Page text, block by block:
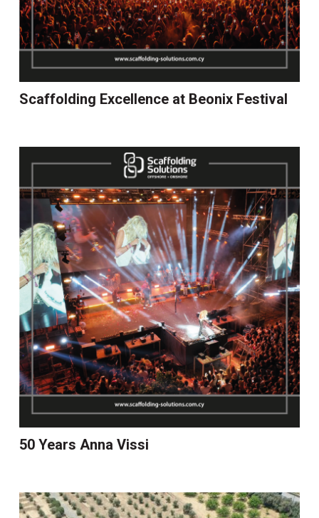
Scaffolding Excellence at Beonix Festival
50 Years Anna Vissi